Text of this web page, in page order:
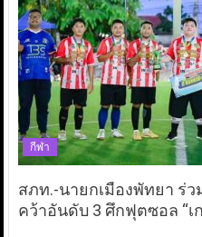
กีฬา
สภท.-นายกเมืองพัทยา ร่
คว้าอันดับ 3 ศึกฟุตซอล “เ